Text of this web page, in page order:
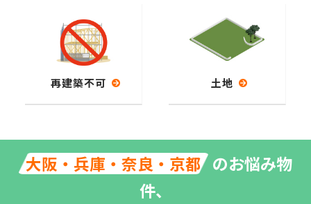
再建築不可 土地
大阪・兵庫・奈良・京都 のお悩み物
件、